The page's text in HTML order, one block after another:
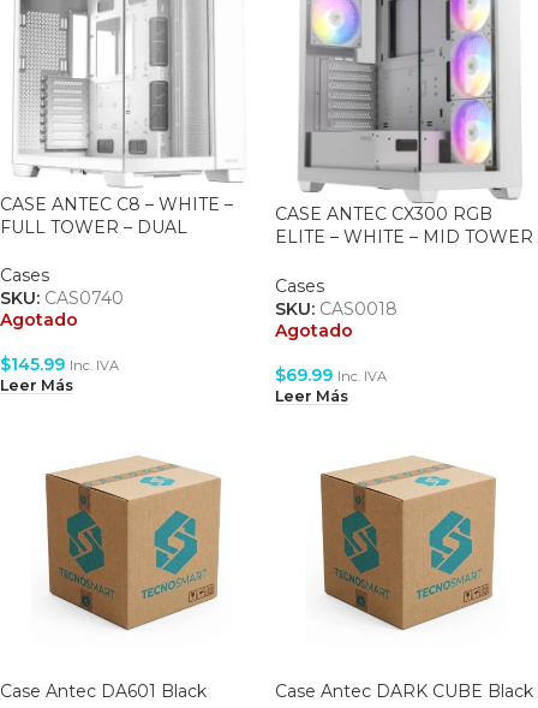
CASE ANTEC C8 – WHITE –
FULL TOWER – DUAL
TEMPERED GLASS
Cases
SKU: CAS0740
Agotado
$145.99 Inc. IVA
Leer Más
CASE ANTEC CX300 RGB
ELITE – WHITE – MID TOWER
FAN 120MM ARGB
Cases
SKU: CAS0018
Agotado
$69.99 Inc. IVA
Leer Más
Case Antec DA601 Black Case Antec DARK CUBE Black